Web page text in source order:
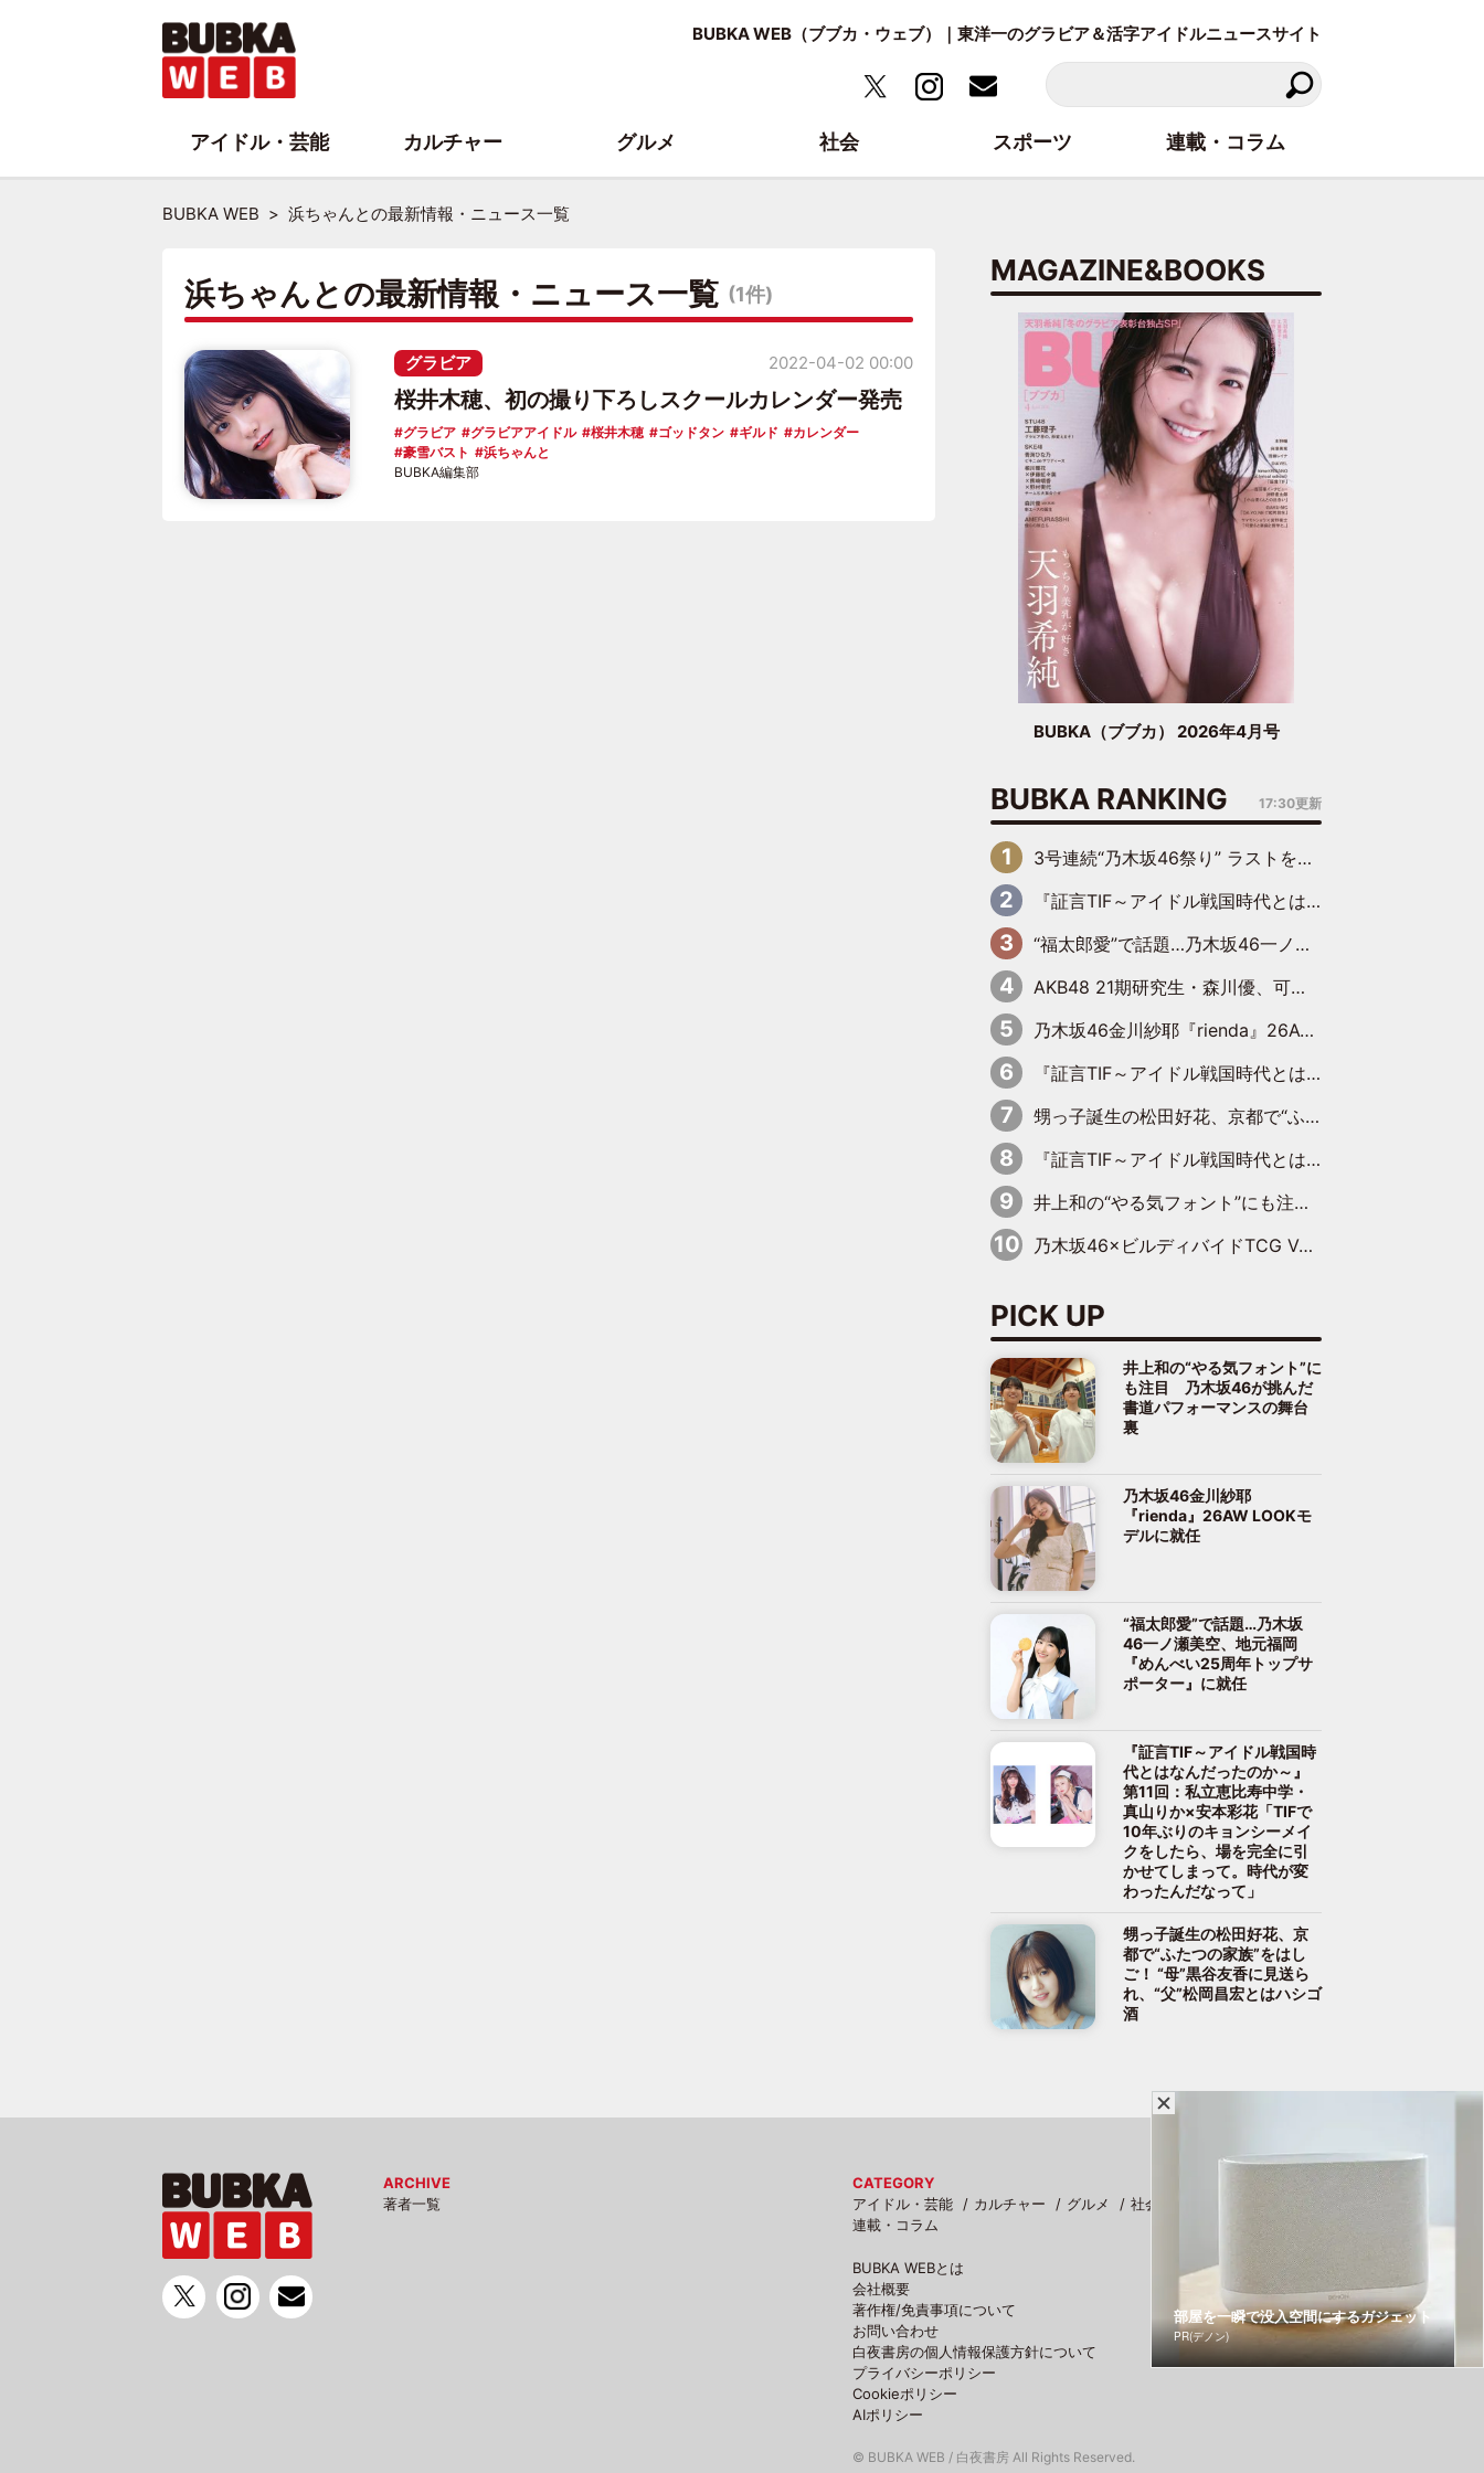
BUBKA WEB（ブブカ・ウェブ）｜東洋一のグラビア＆活字アイドルニュースサイト
BUBKA WEB 浜ちゃんとの最新情報・ニュース一覧
浜ちゃんとの最新情報・ニュース一覧 (1件)
グラビア
桜井木穂、初の撮り下ろしスクールカレンダー発売
グラビア グラビアアイドル 桜井木穂 ゴッドタン ギルド
カレンダー
豪雪バスト
浜ちゃんと
2022-04-02 00:00
BUBKA編集部
MAGAZINE&BOOKS
BUBKA（ブブカ） 2026年4月号
BUBKA RANKING 17:30更新
3号連続“乃木坂46祭り” ラストを飾るのは賀喜遥香…5年ぶりの登場に「5年分大人になった私を見ていただけたら」
『証言TIF～アイドル戦国時代とはなんだったのか～』第6回：でんぱ組.inc・古川未鈴×相沢梨紗「『ハロプロやりたかったな』って言ったら、夢眠ねむさんに『てめえはでんぱ組．incなんだよ！』って肩パンされて(笑)」
“福太郎愛”で話題…乃木坂46一ノ瀬美空、地元福岡『めんべい25周年トップサポーター』に就任
AKB48 21期研究生・森川優、可愛さもある大人の女性に
乃木坂46金川紗耶『rienda』26AW LOOKモデルに就任
『証言TIF～アイドル戦国時代とはなんだったのか～』第11回：私立恵比寿中学・真山りか×安本彩花「TIFで10年ぶりのキョンシーメイクをしたら、場を完全に引かせてしまって。時代が変わったんだなって」
甥っ子誕生の松田好花、京都で“ふたつの家族”をはしご！ “母”黒谷友香に見送られ、“父”松岡昌宏とはハシゴ酒
『証言TIF～アイドル戦国時代とはなんだったのか～』第10回：さくら学院・武藤彩未×飯田らうら「正直、中3で辞めるというのを信じてなくて。そう言われてはいたけど、嘘でしょって」
井上和の“やる気フォント”にも注目 乃木坂46が挑んだ書道パフォーマンスの舞台裏
乃木坂46×ビルディバイドTCG Vol.2公開 賀喜遥香＆田村真佑が『京まふ』ステージに登壇
PICK UP
井上和の“やる気フォント”に
も注目 乃木坂46が挑んだ
書道パフォーマンスの舞台
裏
乃木坂46金川紗耶
『rienda』26AW LOOKモ
デルに就任
“福太郎愛”で話題…乃木坂
46一ノ瀬美空、地元福岡
『めんべい25周年トップサ
ポーター』に就任
『証言TIF～アイドル戦国時
代とはなんだったのか～』
第11回：私立恵比寿中学・
真山りか×安本彩花「TIFで
10年ぶりのキョンシーメイ
クをしたら、場を完全に引
かせてしまって。時代が変
わったんだなって」
甥っ子誕生の松田好花、京
都で“ふたつの家族”をはし
ご！ “母”黒谷友香に見送ら
れ、“父”松岡昌宏とはハシゴ
酒
ARCHIVE
著者一覧
CATEGORY
アイドル・芸能
カルチャー グルメ 社会
連載・コラム
BUBKA WEBとは
会社概要
著作権/免責事項について
お問い合わせ
白夜書房の個人情報保護方針について
プライバシーポリシー
Cookieポリシー
AIポリシー
© BUBKA WEB / 白夜書房 All Rights Reserved.
アイドル・芸能 カルチャー グルメ 社会 スポーツ 連載・コラム
部屋を一瞬で没入空間にするガジェット
PR(デノン)